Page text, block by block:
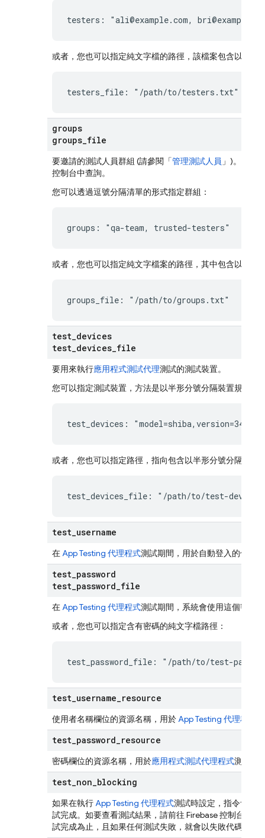
testers: "ali@example.com,
或者，您也可以指定純文字檔的路徑，該檔案包含以半形
testers_file: "/path/to/testers.txt"
groups
groups_file
要邀請的測試人員群組 (請參閱「管理測試人員 」)。群組
控制台中查詢。
您可以透過逗號分隔清單的形式指定群組：
groups: "qa-team, trusted-testers"
或者，您也可以指定純文字檔案的路徑，其中包含以半形
groups_file: "/path/to/groups.txt"
test_devices
test_devices_file
要用來執行應用程式測試代理測試的測試裝置。
您可以指定測試裝置，方法是以半形分號分隔裝置規格清
test_devices:
或者，您也可以指定路徑，指向包含以半形分號分隔測試
test_devices_file: "/path/to/test-
test_username
在App Testing 代理程式測試期間，用於自動登入的使用
test_password
test_password_file
在App Testing 代理程式測試期間，系統會使用這個密碼
或者，您也可以指定含有密碼的純文字檔路徑：
test_password_file: "/path/to/test-
test_username_resource
使用者名稱欄位的資源名稱，用於App Testing 代理程式
test_password_resource
密碼欄位的資源名稱，用於應用程式測試代理程式測試期
test_non_blocking
如果在執行App Testing 代理程式測試時設定，指令會啟
試完成。如要查看測試結果，請前往 Firebase 控制台。
試完成為止，且如果任何測試失敗，就會以失敗代碼結束